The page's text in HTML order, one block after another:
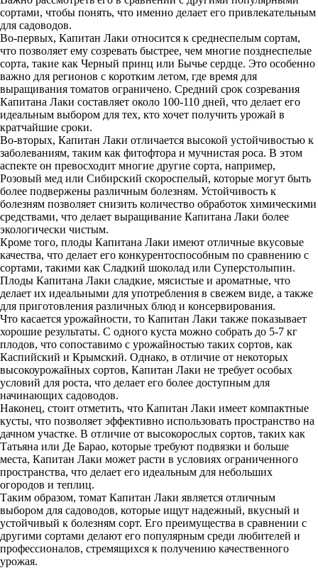
сортами, чтобы понять, что именно делает его привлекательным
для садоводов.
Во-первых, Капитан Лаки относится к среднеспелым сортам,
что позволяет ему созревать быстрее, чем многие позднеспелые
сорта, такие как Черный принц или Бычье сердце. Это особенно
важно для регионов с коротким летом, где время для
выращивания томатов ограничено. Средний срок созревания
Капитана Лаки составляет около 100-110 дней, что делает его
идеальным выбором для тех, кто хочет получить урожай в
кратчайшие сроки.
Во-вторых, Капитан Лаки отличается высокой устойчивостью к
заболеваниям, таким как фитофтора и мучнистая роса. В этом
аспекте он превосходит многие другие сорта, например,
Розовый мед или Сибирский скороспелый, которые могут быть
более подвержены различным болезням. Устойчивость к
болезням позволяет снизить количество обработок химическими
средствами, что делает выращивание Капитана Лаки более
экологически чистым.
Кроме того, плоды Капитана Лаки имеют отличные вкусовые
качества, что делает его конкурентоспособным по сравнению с
сортами, такими как Сладкий шоколад или Суперстолыпин.
Плоды Капитана Лаки сладкие, мясистые и ароматные, что
делает их идеальными для употребления в свежем виде, а также
для приготовления различных блюд и консервирования.
Что касается урожайности, то Капитан Лаки также показывает
хорошие результаты. С одного куста можно собрать до 5-7 кг
плодов, что сопоставимо с урожайностью таких сортов, как
Каспийский и Крымский. Однако, в отличие от некоторых
высокоурожайных сортов, Капитан Лаки не требует особых
условий для роста, что делает его более доступным для
начинающих садоводов.
Наконец, стоит отметить, что Капитан Лаки имеет компактные
кусты, что позволяет эффективно использовать пространство на
дачном участке. В отличие от высокорослых сортов, таких как
Татьяна или Де Барао, которые требуют подвязки и больше
места, Капитан Лаки может расти в условиях ограниченного
пространства, что делает его идеальным для небольших
огородов и теплиц.
Таким образом, томат Капитан Лаки является отличным
выбором для садоводов, которые ищут надежный, вкусный и
устойчивый к болезням сорт. Его преимущества в сравнении с
другими сортами делают его популярным среди любителей и
профессионалов, стремящихся к получению качественного
урожая.